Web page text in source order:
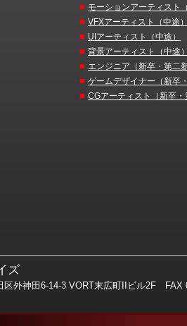
■ モーションアーティスト
■ VFXアーティスト（中途
■ UIアーティスト（中途）
■ 背景アーティスト（中途
■ エンジニア（新卒・第二
■ ゲームデザイナー（新卒
■ CGアーティスト（新卒
ズ
区外神田6-14-3 VORT末広町IIビル2F